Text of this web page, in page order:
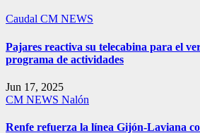
Caudal CM NEWS
Pajares reactiva su telecabina para el
programa de actividades
Jun 17, 2025
CM NEWS Nalón
Renfe refuerza la línea Gijón-Laviana